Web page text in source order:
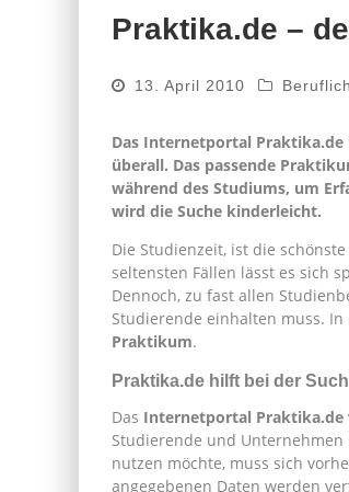
Praktika.de –
13. April 2010
Das Internetportal
überall. Das passende
während des Studiums, um
wird die Suche kinderleicht.
Die Studienzeit, ist die
seltensten Fällen lässt es sich
Dennoch, zu fast allen
Studierende einhalten muss.
Praktikum.
Praktika.de hilft bei der
Das Internetportal Praktika.de
Studierende und Unternehmen
nutzen möchte, muss sich
angegebenen Daten werden